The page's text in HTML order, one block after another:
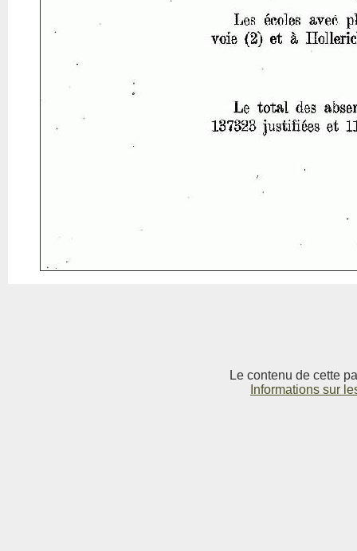
Le contenu de cette
Informations sur